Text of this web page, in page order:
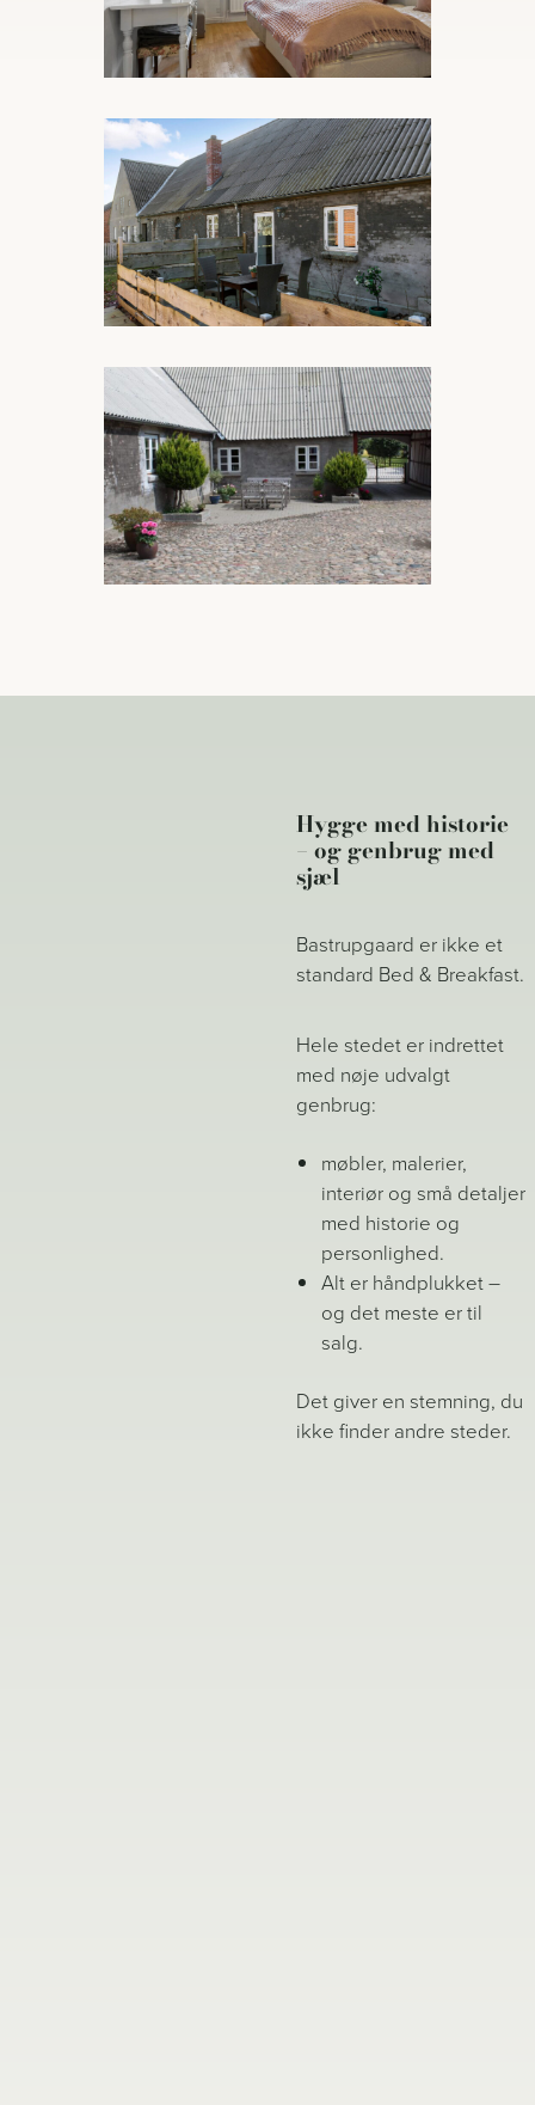
Hygge med historie
– og genbrug med
sjæl
Bastrupgaard er ikke et
standard Bed & Breakfast.
Hele stedet er indrettet
med nøje udvalgt
genbrug:
møbler, malerier,
interiør og små detaljer
med historie og
personlighed.
Alt er håndplukket –
og det meste er til
salg.
Det giver en stemning, du
ikke finder andre steder.